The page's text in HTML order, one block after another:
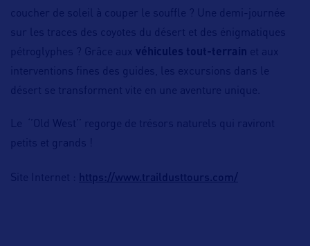
coucher de soleil à couper le souffle ? Une demi-journée
sur les traces des coyotes du désert et des énigmatiques
pétroglyphes ? Grâce aux véhicules tout-terrain et aux
interventions fines des guides, les excursions dans le
désert se transforment vite en une aventure unique.
Le ‘’Old West’’ regorge de trésors naturels qui raviront
petits et grands !
Site Internet : https://www.traildusttours.com/